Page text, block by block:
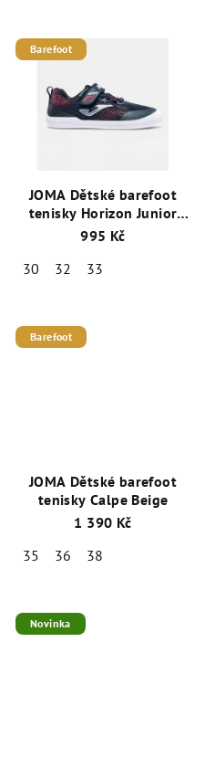
Barefoot
JOMA Dětské barefoot
tenisky Horizon Junior
modré
995 Kč
30
32 33
33 34
Barefoot
JOMA Dětské barefoot
tenisky Calpe Beige
1 390 Kč
35
36 38
Novinka